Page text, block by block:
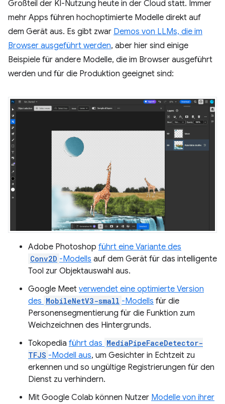
Großteil der KI-Nutzung heute in der Cloud statt. Immer
mehr Apps führen hochoptimierte Modelle direkt auf
dem Gerät aus. Es gibt zwar Demos von LLMs, die im
Browser ausgeführt werden, aber hier sind einige
Beispiele für andere Modelle, die im Browser ausgeführt
werden und für die Produktion geeignet sind:
Adobe Photoshop führt eine Variante des
Conv2D -Modells auf dem Gerät für das intelligente
Tool zur Objektauswahl aus.
Google Meet verwendet eine optimierte Version
des MobileNetV3-small -Modells für die
Personensegmentierung für die Funktion zum
Weichzeichnen des Hintergrunds.
Tokopedia führt das MediaPipeFaceDetector-
TFJS -Modell aus, um Gesichter in Echtzeit zu
erkennen und so ungültige Registrierungen für den
Dienst zu verhindern.
Mit Google Colab können Nutzer Modelle von ihrer